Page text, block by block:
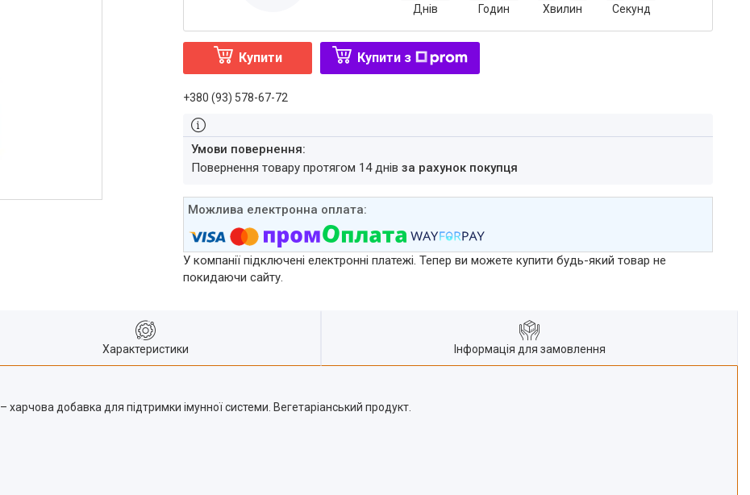
Днів Годин Хвилин Секунд
Купити Купити з
+380 (93) 578-67-72
повернення товару протягом 14 днівза рахунок покупця
У компанії підключені електронні платежі. Тепер ви можете купити будь-який товар не
покидаючи сайту.
Характеристики Інформація для замовлення
– харчова добавка для підтримки імунної системи. Вегетаріанський продукт.